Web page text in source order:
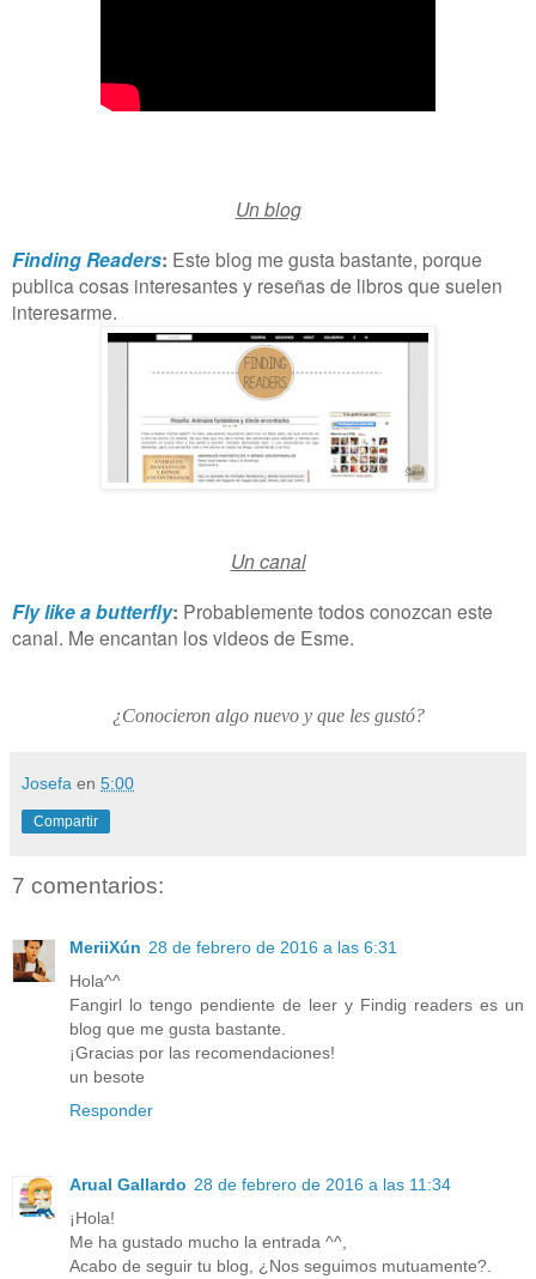
Un blog
Finding Readers: Este blog me gusta bastante, porque
publica cosas interesantes y reseñas de libros que suelen
interesarme.
Un canal
Fly like a butterfly: Probablemente todos conozcan este
canal. Me encantan los videos de Esme.
¿Conocieron algo nuevo y que les gustó?
Josefa en 5:00
Compartir
7 comentarios:
MeriiXún 28 de febrero de 2016 a las 6:31
Hola^^
Fangirl lo tengo pendiente de leer y Findig readers es un
blog que me gusta bastante.
¡Gracias por las recomendaciones!
un besote
Responder
Arual Gallardo 28 de febrero de 2016 a las 11:34
¡Hola!
Me ha gustado mucho la entrada ^^,
Acabo de seguir tu blog, ¿Nos seguimos mutuamente?.